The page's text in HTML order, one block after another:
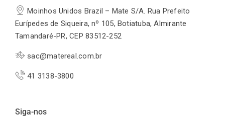
Moinhos Unidos Brazil – Mate S/A. Rua Prefeito
Eurípedes de Siqueira, nº 105, Botiatuba, Almirante
Tamandaré-PR, CEP 83512-252
sac@matereal.com.br
41 3138-3800
Siga-nos